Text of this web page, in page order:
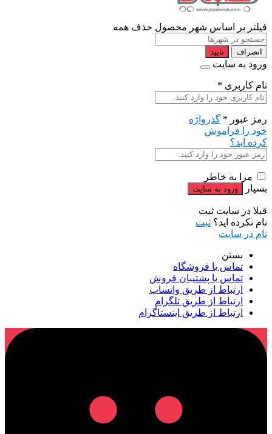
فیلتر بر اساس شهر محصول حذف همه
انصراف تایید
ورود به سایت
نام کاربری *
رمز عبور * گذرواژه
خود را فراموش
کرده اید؟
مرا به خاطر
بسپار
قبلا در سایت ثبت
نام نکرده اید؟ ثبت
نام در سایت
بستن
تماس با فروشگاه
تماس با پشتیبان فروش
ارتباط از طریق واتساپ
ارتباط از طریق تلگرام
ارتباط از طریق اینستاگرام